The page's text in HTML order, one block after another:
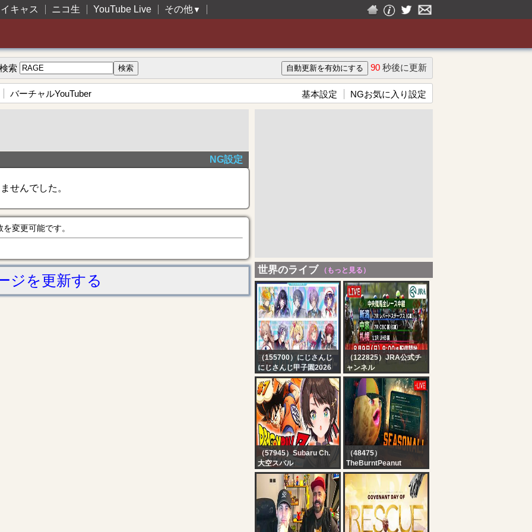
キャス ニコ生 YouTube Live その他▼
検索 90 秒後に更新
バーチャルYouTuber 基本設定 NGお気に入り設定
NG設定
せんでした。
変更可能です。
ジを更新する
世界のライブ （もっと見る）
（155700）にじさんじ
にじさんじ甲子園2026
本戦 Day2【 #にじ甲
2026_Day2 】
（122825）JRA公式チ
ャンネル
【ライブ配信】8月9日
（日曜）中央競馬全レー
ス中継（新潟・中京・札
幌）
（57945）Subaru Ch.
大空スバル
【#7】ドラゴンボールカ
カロットやるしゅばああ
あああああああああああ
あああああああああああ
あああ！！！！！！【ホ
ロライブ/大空スバル】
（48475）
TheBurntPeanut
?LIVE | TARKOV
SEASONAL | DAY 6 |
LABYRINTH + KORD
BREACH | HUTCHMF |
SLUR SATURDAY |
#BUNGULATE